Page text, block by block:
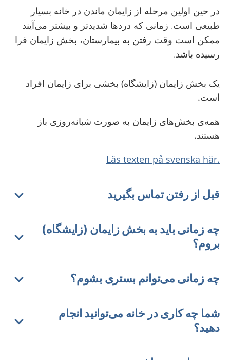
در حین اولین مرحله از زایمان ماندن در خانه بسیار
طبیعی است. زمانی که دردها شدیدتر و بیشتر می‌آیند
ممکن است وقت رفتن به بیمارستان، بخش زایمان فرا
رسیده باشد.
یک بخش زایمان (زایشگاه) بخشی برای زایمان افراد
است.
همه‌ی بخش‌های زایمان به صورت شبانه‌روزی باز
هستند.
.Läs texten på svenska här
قبل از رفتن تماس بگیرید
چه زمانی باید به بخش زایمان (زایشگاه)
بروم؟
چه زمانی می‌توانم بستری بشوم؟
شما چه کاری در خانه می‌توانید انجام
دهید؟